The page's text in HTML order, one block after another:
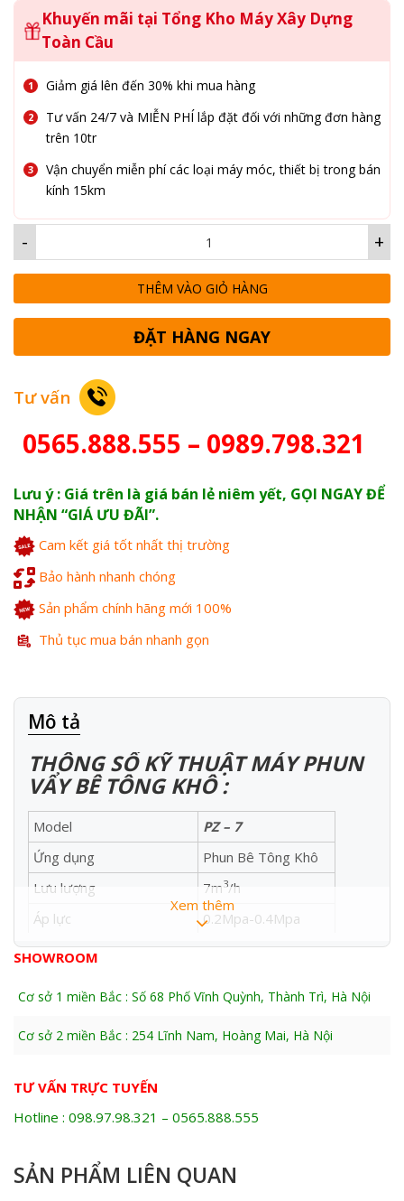
Khuyến mãi tại Tổng Kho Máy Xây Dựng
Toàn Cầu
Giảm giá lên đến 30% khi mua hàng
Tư vấn 24/7 và MIỄN PHÍ lắp đặt đối với những đơn hàng
trên 10tr
Vận chuyển miễn phí các loại máy móc, thiết bị trong bán
kính 15km
+
-
THÊM VÀO GIỎ HÀNG
ĐẶT HÀNG NGAY
Tư vấn
0565.888.555 – 0989.798.321
Lưu ý : Giá trên là giá bán lẻ niêm yết, GỌI NGAY ĐỂ
NHẬN “GIÁ ƯU ĐÃI”.
Cam kết giá tốt nhất thị trường
Bảo hành nhanh chóng
Sản phẩm chính hãng mới 100%
Thủ tục mua bán nhanh gọn
Mô tả
THÔNG SỐ KỸ THUẬT MÁY PHUN
VẨY BÊ TÔNG KHÔ :
Model
PZ – 7
Ứng dụng
Phun Bê Tông Khô
Lưu lượng
7m3/h
Áp lực
0.2Mpa-0.4Mpa
Công suất
7.5KW/380V
10mm
Đường kính ống phun
64mm
Xi măng : đá
1:3~1:5
Xem thêm
SHOWROOM
Cơ sở 1 miền Bắc : Số 68 Phố Vĩnh Quỳnh, Thành Trì, Hà Nội
Cơ sở 2 miền Bắc : 254 Lĩnh Nam, Hoàng Mai, Hà Nội
TƯ VẤN TRỰC TUYẾN
Hotline : 098.97.98.321 – 0565.888.555
SẢN PHẨM LIÊN QUAN